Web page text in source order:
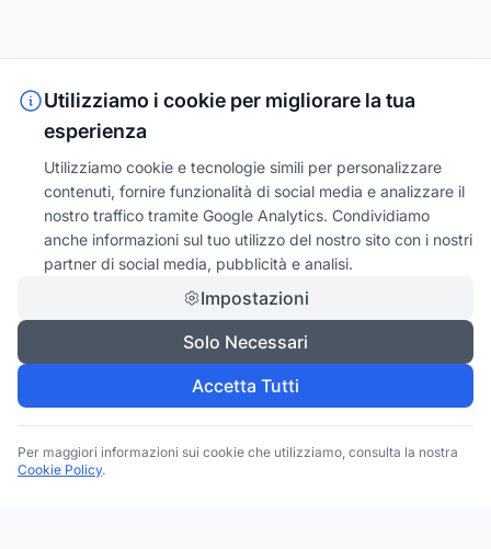
Utilizziamo i cookie per migliorare la tua
esperienza
Utilizziamo cookie e tecnologie simili per personalizzare
contenuti, fornire funzionalità di social media e analizzare il
nostro traffico tramite Google Analytics. Condividiamo
anche informazioni sul tuo utilizzo del nostro sito con i nostri
partner di social media, pubblicità e analisi.
Impostazioni
Solo Necessari
Accetta Tutti
Per maggiori informazioni sui cookie che utilizziamo, consulta la nostra
Cookie Policy.